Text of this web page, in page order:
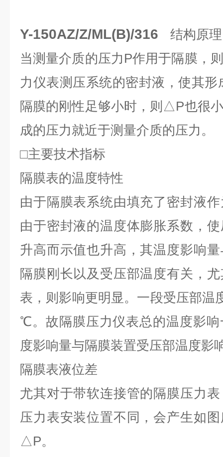
Y-150AZ/Z/ML(B)/316 结构原理
当测量介质的压力P作用于隔膜，
力仪表测压系统的密封液，使其
隔膜的刚性足够小时，则△P也很
成的压力就近于测量介质的压力。
□主要技术指标
隔膜表的温度特性
由于隔膜表系统由填充了密封液
由于密封液的温度体膨胀系数，
升高而示值也升高，其温度影响
隔膜刚长以及受压部温度有关，
表，则影响更明显。一段受压部温
℃。故隔膜压力仪表总的温度影
度影响量与隔膜装置受压部温度影
隔膜表液位差
尤其对于带软连接管的隔膜压力
压力表安装位置不同，会产生如
△P。